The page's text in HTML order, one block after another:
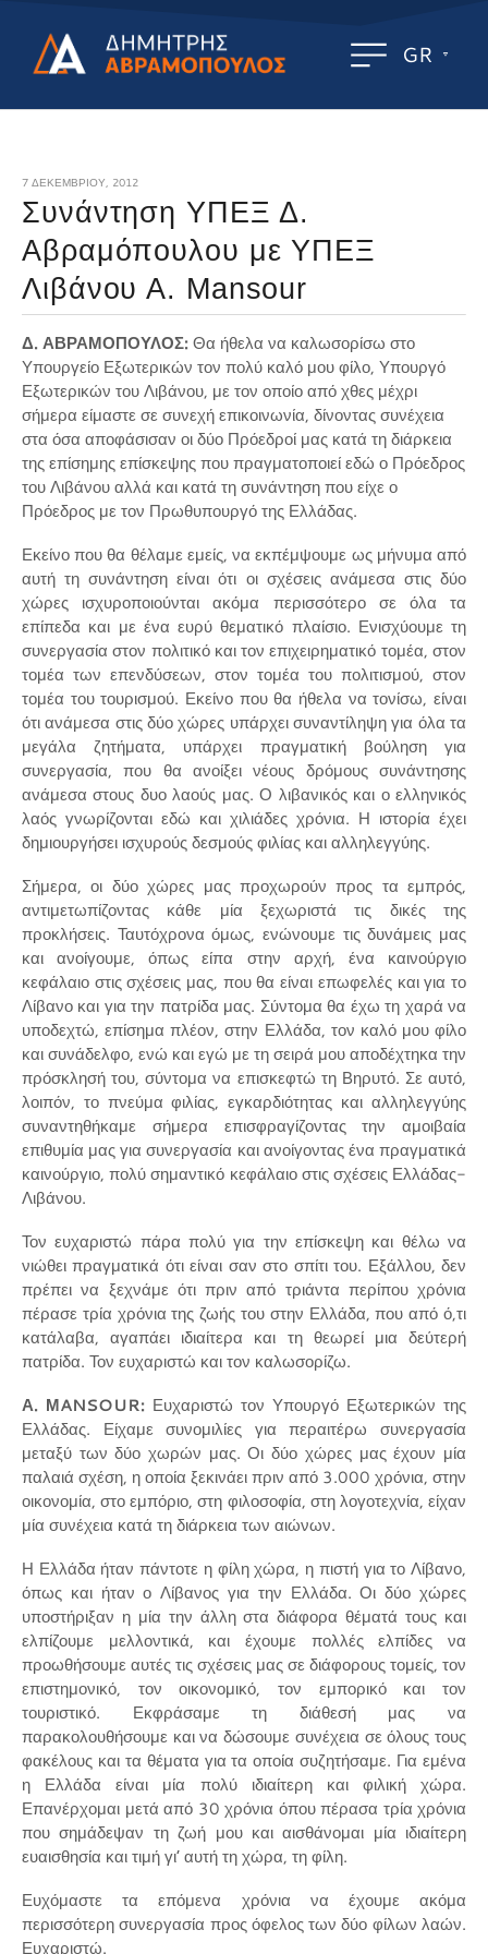
GR
7 ΔΕΚΕΜΒΡΊΟΥ, 2012
Συνάντηση ΥΠΕΞ Δ.
Αβραμόπουλου με ΥΠΕΞ
Λιβάνου Α. Μansour
Δ. ΑΒΡΑΜΟΠΟΥΛΟΣ:Θα ήθελα να καλωσορίσω στο
Υπουργείο Εξωτερικών τον πολύ καλό μου φίλο, Υπουργό
Εξωτερικών του Λιβάνου, με τον οποίο από χθες μέχρι
σήμερα είμαστε σε συνεχή επικοινωνία, δίνοντας συνέχεια
στα όσα αποφάσισαν οι δύο Πρόεδροί μας κατά τη διάρκεια
της επίσημης επίσκεψης που πραγματοποιεί εδώ ο Πρόεδρος
του Λιβάνου αλλά και κατά τη συνάντηση που είχε ο
Πρόεδρος με τον Πρωθυπουργό της Ελλάδας.
Εκείνο που θα θέλαμε εμείς, να εκπέμψουμε ως μήνυμα από
αυτή τη συνάντηση είναι ότι οι σχέσεις ανάμεσα στις δύο
χώρες ισχυροποιούνται ακόμα περισσότερο σε όλα τα
επίπεδα και με ένα ευρύ θεματικό πλαίσιο. Ενισχύουμε τη
συνεργασία στον πολιτικό και τον επιχειρηματικό τομέα, στον
τομέα των επενδύσεων, στον τομέα του πολιτισμού, στον
τομέα του τουρισμού. Εκείνο που θα ήθελα να τονίσω, είναι
ότι ανάμεσα στις δύο χώρες υπάρχει συναντίληψη για όλα τα
μεγάλα ζητήματα, υπάρχει πραγματική βούληση για
συνεργασία, που θα ανοίξει νέους δρόμους συνάντησης
ανάμεσα στους δυο λαούς μας. Ο λιβανικός και ο ελληνικός
λαός γνωρίζονται εδώ και χιλιάδες χρόνια. Η ιστορία έχει
δημιουργήσει ισχυρούς δεσμούς φιλίας και αλληλεγγύης.
Σήμερα, οι δύο χώρες μας προχωρούν προς τα εμπρός,
αντιμετωπίζοντας κάθε μία ξεχωριστά τις δικές της
προκλήσεις. Ταυτόχρονα όμως, ενώνουμε τις δυνάμεις μας
και ανοίγουμε, όπως είπα στην αρχή, ένα καινούργιο
κεφάλαιο στις σχέσεις μας, που θα είναι επωφελές και για το
Λίβανο και για την πατρίδα μας. Σύντομα θα έχω τη χαρά να
υποδεχτώ, επίσημα πλέον, στην Ελλάδα, τον καλό μου φίλο
και συνάδελφο, ενώ και εγώ με τη σειρά μου αποδέχτηκα την
πρόσκλησή του, σύντομα να επισκεφτώ τη Βηρυτό. Σε αυτό,
λοιπόν, το πνεύμα φιλίας, εγκαρδιότητας και αλληλεγγύης
συναντηθήκαμε σήμερα επισφραγίζοντας την αμοιβαία
επιθυμία μας για συνεργασία και ανοίγοντας ένα πραγματικά
καινούργιο, πολύ σημαντικό κεφάλαιο στις σχέσεις Ελλάδας-
Λιβάνου.
Τον ευχαριστώ πάρα πολύ για την επίσκεψη και θέλω να
νιώθει πραγματικά ότι είναι σαν στο σπίτι του. Εξάλλου, δεν
πρέπει να ξεχνάμε ότι πριν από τριάντα περίπου χρόνια
πέρασε τρία χρόνια της ζωής του στην Ελλάδα, που από ό,τι
κατάλαβα, αγαπάει ιδιαίτερα και τη θεωρεί μια δεύτερή
πατρίδα. Τον ευχαριστώ και τον καλωσορίζω.
Α. ΜANSOUR: Ευχαριστώ τον Υπουργό Εξωτερικών της
Ελλάδας. Είχαμε συνομιλίες για περαιτέρω συνεργασία
μεταξύ των δύο χωρών μας. Οι δύο χώρες μας έχουν μία
παλαιά σχέση, η οποία ξεκινάει πριν από 3.000 χρόνια, στην
οικονομία, στο εμπόριο, στη φιλοσοφία, στη λογοτεχνία, είχαν
μία συνέχεια κατά τη διάρκεια των αιώνων.
Η Ελλάδα ήταν πάντοτε η φίλη χώρα, η πιστή για το Λίβανο,
όπως και ήταν ο Λίβανος για την Ελλάδα. Οι δύο χώρες
υποστήριξαν η μία την άλλη στα διάφορα θέματά τους και
ελπίζουμε μελλοντικά, και έχουμε πολλές ελπίδες να
προωθήσουμε αυτές τις σχέσεις μας σε διάφορους τομείς, τον
επιστημονικό, τον οικονομικό, τον εμπορικό και τον
τουριστικό. Εκφράσαμε τη διάθεσή μας να
παρακολουθήσουμε και να δώσουμε συνέχεια σε όλους τους
φακέλους και τα θέματα για τα οποία συζητήσαμε. Για εμένα
η Ελλάδα είναι μία πολύ ιδιαίτερη και φιλική χώρα.
Επανέρχομαι μετά από 30 χρόνια όπου πέρασα τρία χρόνια
που σημάδεψαν τη ζωή μου και αισθάνομαι μία ιδιαίτερη
ευαισθησία και τιμή γι’ αυτή τη χώρα, τη φίλη.
Ευχόμαστε τα επόμενα χρόνια να έχουμε ακόμα
περισσότερη συνεργασία προς όφελος των δύο φίλων λαών.
Ευχαριστώ.